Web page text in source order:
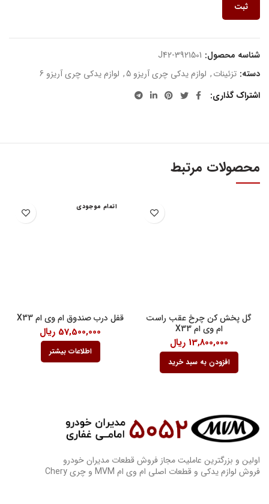
ثبت
شناسه محصول: J42-3921501
دسته: تزئینات, لوازم یدکی چری آریزو 5 , لوازم یدکی چری آریزو 6
اشتراک گذاری
محصولات مرتبط
گل پخش کن چرخ عقب راست
ام وی ام X33
13,800,000 ریال
افزودن به سبد خرید
اتمام موجودی
قفل درب صندوق ام وی ام X33
57,500,000 ریال
اطلاعات بیشتر
اولین و بزرگترین عاملیت مجاز فروش قطعات مدیران خودرو
فروش لوازم یدکی و قطعات اصلی ام وی ام MVM و چری Chery